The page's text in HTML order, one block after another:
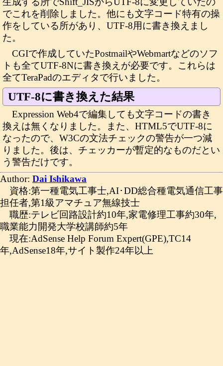
でこれを削除しました。他にも文字コード特有の操
作をしている所があり、UTF-8用に書き換えまし
た。
CGIで作成していたPostmailやWebmartなどのソフ
トも全てUTF-8Nに書き換えが必要です。これらは
全てTeraPadのエディタで行いました。
UTF-8に書き換えた結果
Expression Web4で編集しても文字コードの書き
換えは無くなりました。また、HTML5でUTF-8に
なったので、W3Cの文法チェックの警告が一つ減
りました。後は、チェッカーが暫定的なものだとい
う警告だけです。
Author: Dai Ishikawa
資格:第一種電気工事士,AI･DD総合種電気通信工事
担任者,第1級アマチュア無線技士
職歴:テレビ回路設計約10年,家電修理工事約30年,
職業能力開発大学校講師約5年
現在:AdSense Help Forum Expert(GPE),TC14
年,AdSense18年,サイト製作24年以上